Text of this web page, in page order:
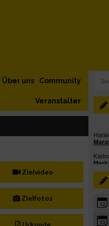
Community
Über uns
Veranstalter
Zielvideo
Zielfotos
Urkunde
12
13